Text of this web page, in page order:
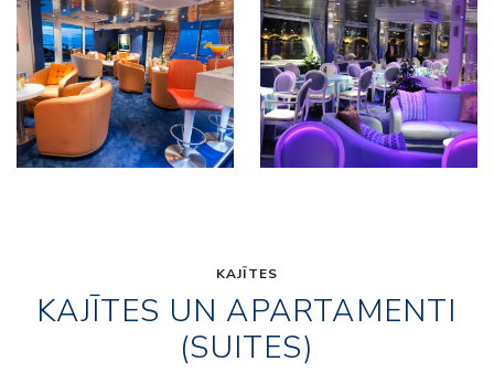
KAJĪTES
KAJĪTES UN APARTAMENTI
(SUITES)